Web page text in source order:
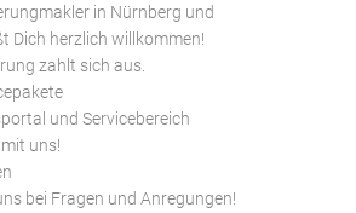
in Nürnberg und
Dich herzlich willkommen!
zahlt sich aus.
und Servicebereich
uns!
bei Fragen und Anregungen!